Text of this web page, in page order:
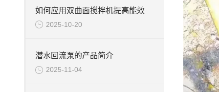
如何应用双曲面搅拌机提高能效
2025-10-20
潜水回流泵的产品简介
2025-11-04